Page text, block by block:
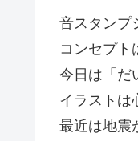
音スタンプ
コンセプト
今日は「だ
イラストは
最近は地震